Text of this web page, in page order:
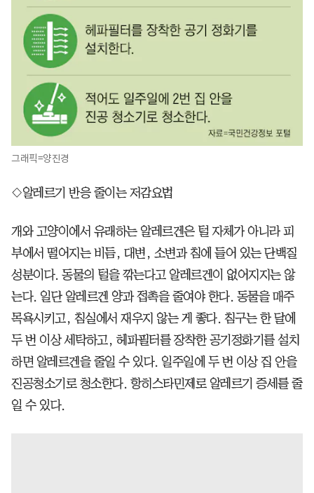
그래픽=양진경
◇알레르기 반응 줄이는 저감요법
개와 고양이에서 유래하는 알레르겐은 털 자체가 아니라 피
부에서 떨어지는 비듬, 대변, 소변과 침에 들어 있는 단백질
성분이다. 동물의 털을 깎는다고 알레르겐이 없어지지는 않
는다. 일단 알레르겐 양과 접촉을 줄여야 한다. 동물을 매주
목욕시키고, 침실에서 재우지 않는 게 좋다. 침구는 한 달에
두 번 이상 세탁하고, 헤파필터를 장착한 공기정화기를 설치
하면 알레르겐을 줄일 수 있다. 일주일에 두 번 이상 집 안을
진공청소기로 청소한다. 항히스타민제로 알레르기 증세를 줄
일 수 있다.